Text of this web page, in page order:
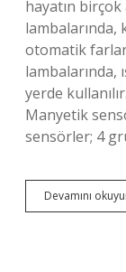
hayatın birçok
lambalarında,
otomatik
lambalarında,
yerde
Manyetik
sensörler; 4
Devamını